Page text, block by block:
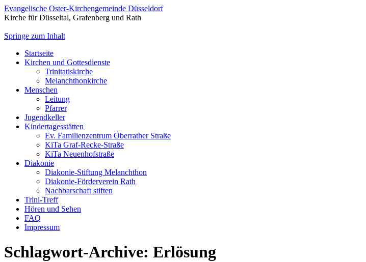
Evangelische Oster-Kirchengemeinde Düsseldorf
Kirche für Düsseltal, Grafenberg und Rath
Springe zum Inhalt
Startseite
Kirchen und Gottesdienste
Trinitatiskirche
Melanchthonkirche
Menschen
Leitung
Pfarrer
Jugendkeller
Kindertagesstätten
Ev. Familienzentrum Oberrather Straße
KiTa Graf-Recke-Straße
KiTa Neuenhofstraße
Diakonie
Diakonie-Stiftung Melanchthon
Diakonie-Förderverein Rath
Nachbarschaft stiften
Trini-Treff
Hören und Sehen
FAQ
Impressum
Schlagwort-Archive: Erlösung